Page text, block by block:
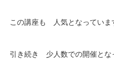
この講座も 人気となっていま
引き続き 少人数での開催とな